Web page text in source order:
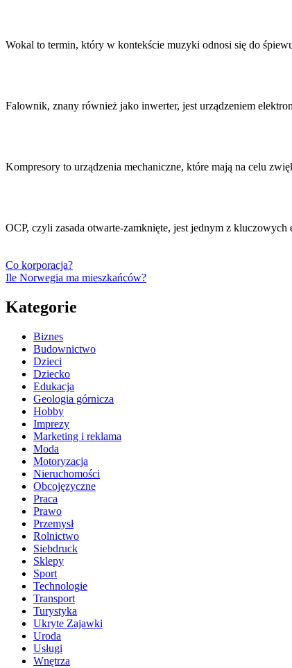
Wokal to termin, który w kontekście muzyki odnosi się do
Falownik, znany również jako inwerter, jest urządzeniem
Kompresory to urządzenia mechaniczne, które mają na celu
OCP, czyli zasada otwarte-zamknięte, jest jednym z
Co korporacja?
Ile Norwegia ma mieszkańców?
Kategorie
Biznes
Budownictwo
Dzieci
Dziecko
Edukacja
Geologia górnicza
Hobby
Imprezy
Marketing i reklama
Moda
Motoryzacja
Nieruchomości
Obcojęzyczne
Praca
Prawo
Przemysł
Rolnictwo
Siebdruck
Sklepy
Sport
Technologie
Transport
Turystyka
Ukryte Zajawki
Uroda
Usługi
Wnętrza